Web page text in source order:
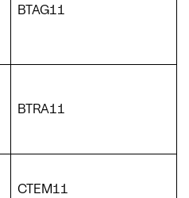
BTAG11
BTRA11
CTEM11